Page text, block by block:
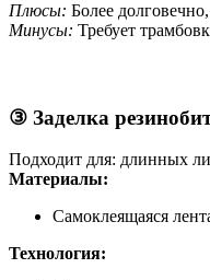
Плюсы: Более
Минусы: Требует
③ Заделка
Подходит для: длинных
Материалы:
Самоклеящаяся
Технология: